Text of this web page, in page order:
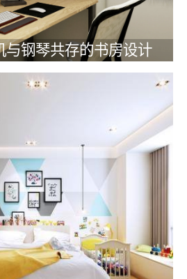
与钢琴共存的书房设计